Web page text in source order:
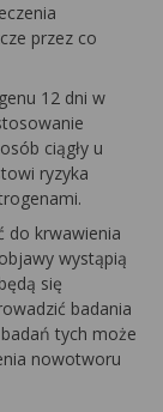
przez co
12 dni w
ciągły u
ryzyka
do krwawienia
wystąpią
się
badania
tych może
nowotworu